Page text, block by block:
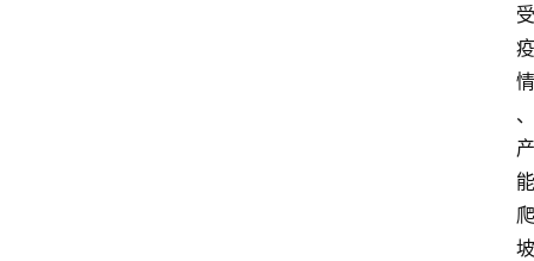
受
疫
情
、
产
能
爬
坡